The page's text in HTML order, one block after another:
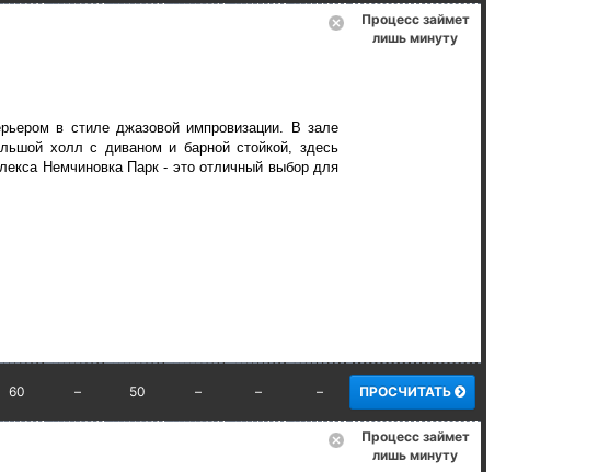
в стиле джазовой импровизации. В зале
холл с диваном и барной стойкой, здесь
Немчиновка Парк - это отличный выбор для
Процесс займет
лишь минуту
60 – 50 – – – ПРОСЧИТАТЬ
Процесс займет
лишь минуту